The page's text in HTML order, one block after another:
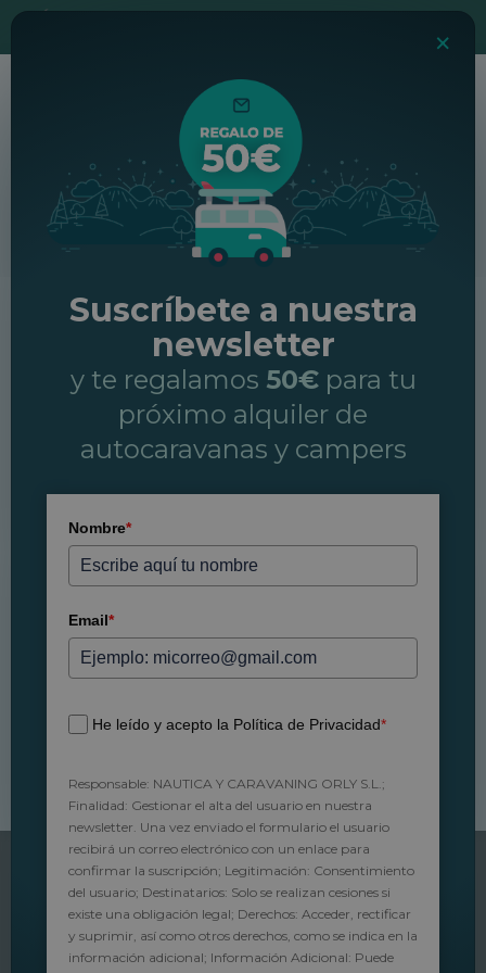
×
Suscríbete a nuestra
newsletter
y te regalamos 50€para tu
próximo alquiler de
autocaravanas y campers
Nombre*
Email*
He leído y acepto la Política de Privacidad*
Responsable: NAUTICA Y CARAVANING ORLY S.L.;
Finalidad: Gestionar el alta del usuario en nuestra
newsletter. Una vez enviado el formulario el usuario
recibirá un correo electrónico con un enlace para
confirmar la suscripción; Legitimación: Consentimiento
del usuario; Destinatarios: Solo se realizan cesiones si
existe una obligación legal; Derechos: Acceder, rectificar
y suprimir, así como otros derechos, como se indica en la
información adicional; Información Adicional: Puede
Viajar en autocaravana a Albania
Topcaravaning Rutas Viajar en autocaravana a Albania
¿Estás preparado para un itinerario alternativo
donde los haya?Albania es uno de esos lugares
tu corazón desde que los conoces. Aunque no
suele ser un destino especialmente popular en las
tu empresa dealquiler de autocaravanas en
Barcelona, lo consideramos un imprescindible
Acompáñanos en esta guía para viajar en
autocaravana a Albania y descubre uno de los
países con más encanto de Europa.